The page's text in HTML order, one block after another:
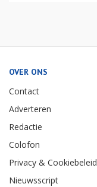
OVER ONS
Contact
Adverteren
Redactie
Colofon
Privacy & Cookiebeleid
Nieuwsscript